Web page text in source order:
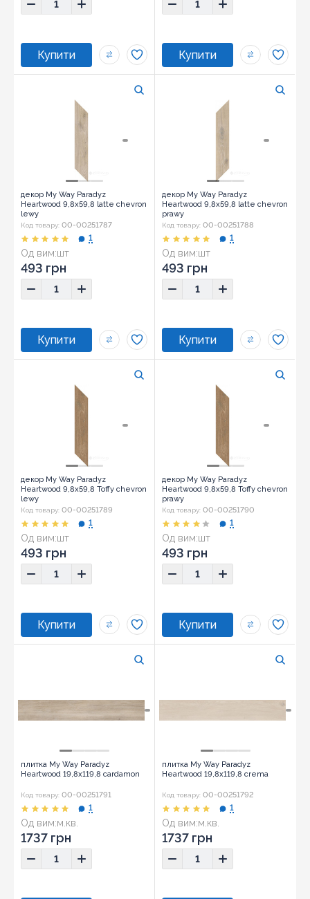
декор My Way Paradyz
Heartwood 9,8x59,8 latte chevron
lewy
Код товару: 00-00251787
Од вим:шт
1
493 грн
декор My Way Paradyz
Heartwood 9,8x59,8 latte chevron
prawy
Код товару: 00-00251788
Од вим:шт
1
493 грн
декор My Way Paradyz
Heartwood 9,8x59,8 Toffy chevron
lewy
Код товару: 00-00251789
Од вим:шт
1
493 грн
декор My Way Paradyz
Heartwood 9,8x59,8 Toffy chevron
prawy
Код товару: 00-00251790
Од вим:шт
1
493 грн
плитка My Way Paradyz
Heartwood 19,8x119,8 cardamon
Код товару: 00-00251791
Од вим:м.кв.
1
1737 грн
плитка My Way Paradyz
Heartwood 19,8x119,8 crema
Код товару: 00-00251792
Од вим:м.кв.
1
1737 грн